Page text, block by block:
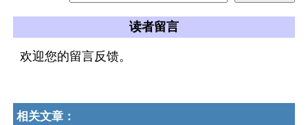
读者留言
欢迎您的留言反馈。
相关文章：